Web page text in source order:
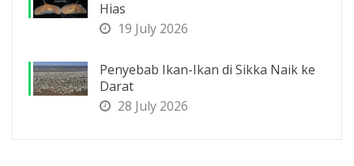
Hias
19 July 2026
Penyebab Ikan-Ikan di Sikka Naik ke
Darat
28 July 2026